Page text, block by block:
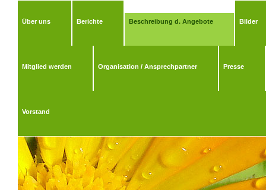
Über uns Berichte Beschreibung d. Angebote Bilder
Mitglied werden Organisation / Ansprechpartner Presse
Vorstand